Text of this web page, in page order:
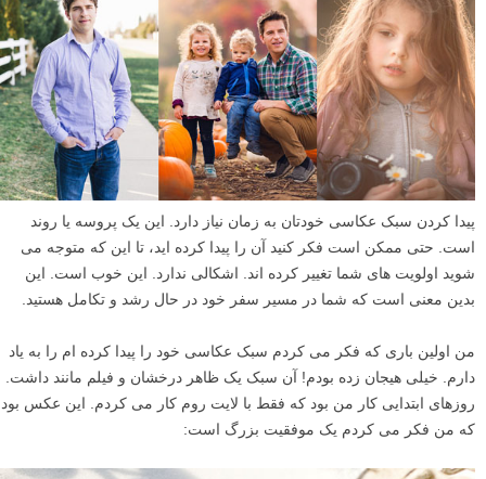
پیدا کردن سبک عکاسی خودتان به زمان نیاز دارد. این یک پروسه یا روند
است. حتی ممکن است فکر کنید آن را پیدا کرده اید، تا این که متوجه می
شوید اولویت های شما تغییر کرده اند. اشکالی ندارد. این خوب است. این
بدین معنی است که شما در مسیر سفر خود در حال رشد و تکامل هستید.
من اولین باری که فکر می کردم سبک عکاسی خود را پیدا کرده ام را به یاد
دارم. خیلی هیجان زده بودم! آن سبک یک ظاهر درخشان و فیلم مانند داشت.
روزهای ابتدایی کار من بود که فقط با لایت روم کار می کردم. این عکس بود
که من فکر می کردم یک موفقیت بزرگ است: